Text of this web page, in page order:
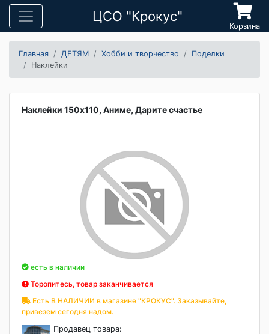
ЦСО "Крокус"
Корзина
Главная ДЕТЯМ Хобби и творчество
Поделки
Наклейки
Наклейки 150х110, Аниме, Дарите счастье
есть в наличии
Торопитесь, товар заканчивается
Есть В НАЛИЧИИ в магазине "КРОКУС". Заказывайте,
привезем сегодня надом.
Продавец товара: